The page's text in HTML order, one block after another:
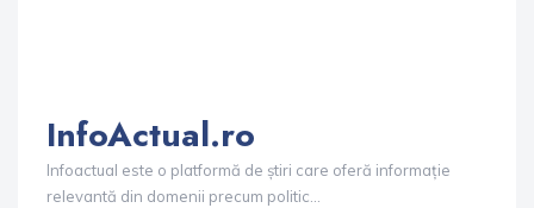
InfoActual.ro
Infoactual este o platformă de știri care oferă informație
relevantă din domenii precum politic...